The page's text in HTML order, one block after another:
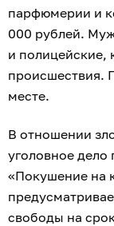
парфюмерии и
000 рублей.
и полицейские,
происшествия.
месте.
В отношении
уголовное дело
«Покушение на
свободы на